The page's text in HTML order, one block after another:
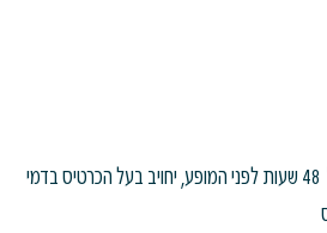
במקרה של ביטול כרטיס מעל 48 שעות לפני המופע, יחויב בעל הכרטיס בדמי